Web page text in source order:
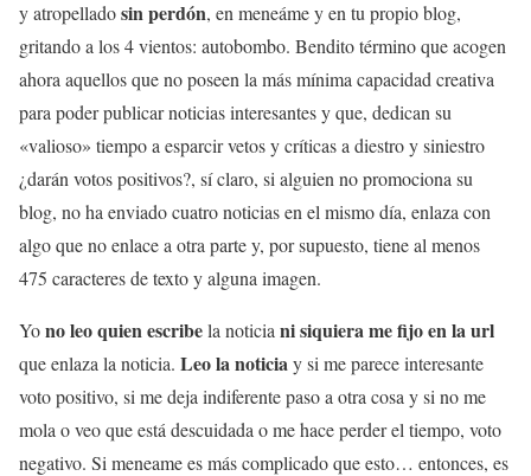
y atropelladosin perdón, en meneáme y en tu propio blog,
gritando a los 4 vientos: autobombo. Bendito término que acogen
ahora aquellos que no poseen la más mínima capacidad creativa
para poder publicar noticias interesantes y que, dedican su
«valioso» tiempo a esparcir vetos y críticas a diestro y siniestro
¿darán votos positivos?, sí claro, si alguien no promociona su
blog, no ha enviado cuatro noticias en el mismo día, enlaza con
algo que no enlace a otra parte y, por supuesto, tiene al menos
475 caracteres de texto y alguna imagen.
Yono leo quien escribela noticia ni siquiera me fijo en la url
que enlaza la noticia. Leo la noticiay si me parece interesante
voto positivo, si me deja indiferente paso a otra cosa y si no me
mola o veo que está descuidada o me hace perder el tiempo, voto
negativo. Si meneame es más complicado que esto… entonces, es